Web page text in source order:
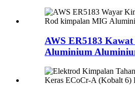
AWS ER5183
Aluminium